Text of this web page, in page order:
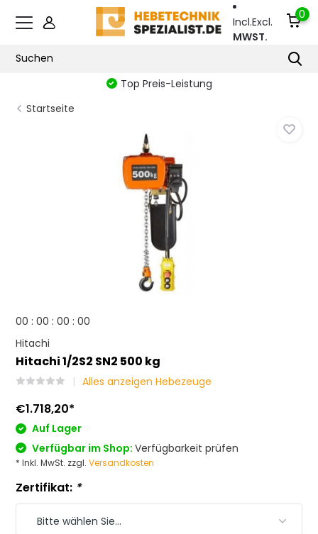
Incl.Excl.
MWST.
0
Top Preis-Leistung
Startseite
00 :00 :00 :00
Hitachi
Hitachi 1/2S2 SN2 500 kg
Alles anzeigen Hebezeuge
€1.718,20*
Auf Lager
Verfügbar im Shop:Verfügbarkeit prüfen
* Inkl. MwSt. zzgl.Versandkosten
Zertifikat: *